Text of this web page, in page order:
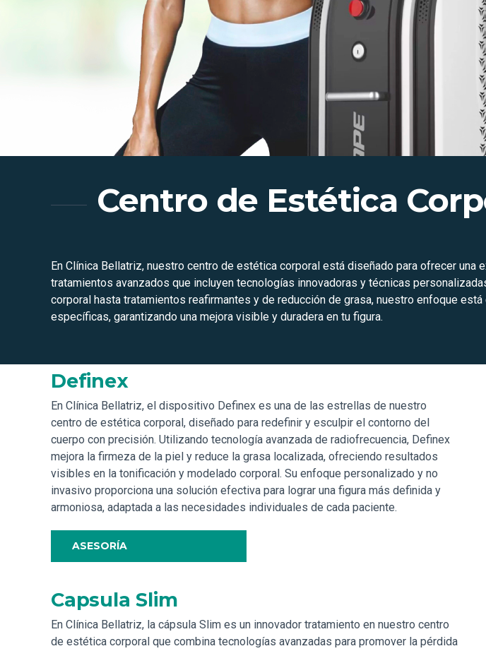
Centro de Estética
En Clínica Bellatriz, nuestro centro de estética corporal está diseñado para ofrecer
tratamientos avanzados que incluyen tecnologías innovadoras y técnicas
corporal hasta tratamientos reafirmantes y de reducción de grasa, nuestro enfoque
específicas, garantizando una mejora visible y duradera en tu figura.
Definex
En Clínica Bellatriz, el dispositivo Definex es una de las estrellas de nuestro
centro de estética corporal, diseñado para redefinir y esculpir el contorno del
cuerpo con precisión. Utilizando tecnología avanzada de radiofrecuencia, Definex
mejora la firmeza de la piel y reduce la grasa localizada, ofreciendo resultados
visibles en la tonificación y modelado corporal. Su enfoque personalizado y no
invasivo proporciona una solución efectiva para lograr una figura más definida y
armoniosa, adaptada a las necesidades individuales de cada paciente.
ASESORÍA
Capsula Slim
En Clínica Bellatriz, la cápsula Slim es un innovador tratamiento en nuestro centro
de estética corporal que combina tecnologías avanzadas para promover la pérdida